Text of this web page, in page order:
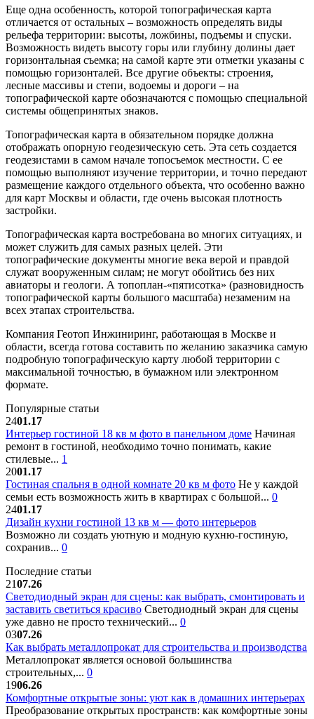
Еще одна особенность, которой топографическая карта
отличается от остальных – возможность определять виды
рельефа территории: высоты, ложбины, подъемы и спуски.
Возможность видеть высоту горы или глубину долины дает
горизонтальная съемка; на самой карте эти отметки указаны с
помощью горизонталей. Все другие объекты: строения,
лесные массивы и степи, водоемы и дороги – на
топографической карте обозначаются с помощью специальной
системы общепринятых знаков.
Топографическая карта в обязательном порядке должна
отображать опорную геодезическую сеть. Эта сеть создается
геодезистами в самом начале топосъемок местности. С ее
помощью выполняют изучение территории, и точно передают
размещение каждого отдельного объекта, что особенно важно
для карт Москвы и области, где очень высокая плотность
застройки.
Топографическая карта востребована во многих ситуациях, и
может служить для самых разных целей. Эти
топографические документы многие века верой и правдой
служат вооруженным силам; не могут обойтись без них
авиаторы и геологи. А топоплан-«пятисотка» (разновидность
топографической карты большого масштаба) незаменим на
всех этапах строительства.
Компания Геотоп Инжиниринг, работающая в Москве и
области, всегда готова составить по желанию заказчика самую
подробную топографическую карту любой территории с
максимальной точностью, в бумажном или электронном
формате.
Популярные статьи
2401.17
Интерьер гостиной 18 кв м фото в панельном доме Начиная
ремонт в гостиной, необходимо точно понимать, какие
стилевые... 1
2001.17
Гостиная спальня в одной комнате 20 кв м фото Не у каждой
семьи есть возможность жить в квартирах с большой... 0
2401.17
Дизайн кухни гостиной 13 кв м — фото интерьеров
Возможно ли создать уютную и модную кухню-гостиную,
сохранив... 0
Последние статьи
2107.26
Светодиодный экран для сцены: как выбрать, смонтировать и
заставить светиться красиво Светодиодный экран для сцены
уже давно не просто технический... 0
0307.26
Как выбрать металлопрокат для строительства и производства
Металлопрокат является основой большинства
строительных,... 0
1906.26
Комфортные открытые зоны: уют как в домашних интерьерах
Преобразование открытых пространств: как комфортные зоны